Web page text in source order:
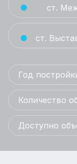
ст.
ст.
Год
Количество
Доступно